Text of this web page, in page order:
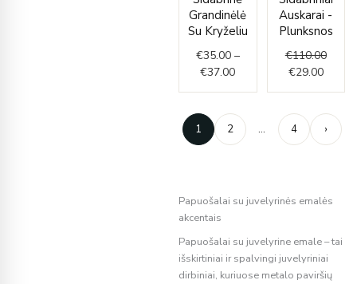
Grandinėlė
Su Kryželiu
€35.00 –
€37.00
through
€37.00
Auskarai -
Plunksnos
€110.00
was:
€29.00
is:
1 2 … 4 ›
Papuošalai su juvelyrinės emalės
akcentais
Papuošalai su juvelyrine emale – tai
išskirtiniai ir spalvingi juvelyriniai
dirbiniai, kuriuose metalo paviršių